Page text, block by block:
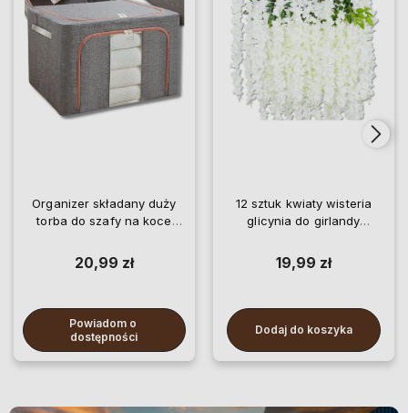
Organizer składany duży
torba do szafy na koce
20,99 zł
Powiadom o
dostępności
12 sztuk kwiaty wisteria
glicynia do girlandy
19,99 zł
Dodaj do koszyka